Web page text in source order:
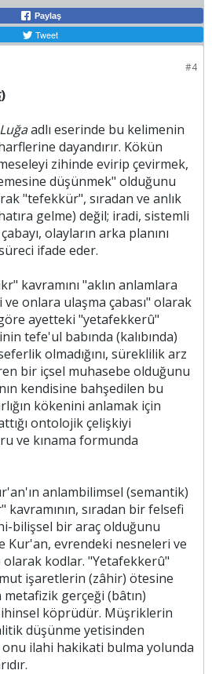
Paylaş
Tweet
#4
Yetafekkerû (يَتَفَكَّرُوا)
adlı eserinde bu kelimenin
dayandırır. Kökün
zihinde evirip çevirmek,
düşünmek" olduğunu
"tefekkür", sıradan ve anlık
gelme) değil; iradi, sistemli
olayların arka planını
ifade eder.
kavramını "aklın anlamlara
onlara ulaşma çabası" olarak
ayetteki "yetafekkerû"
tefe'ul babında (kalıbında)
olmadığını, süreklilik arz
bir içsel muhasebe olduğunu
kendisine bahşedilen bu
kökenini anlamak için
ontolojik çelişkiyi
ve kınama formunda
anlambilimsel (semantik)
sıradan bir felsefi
bilişsel bir araç olduğunu
Kur'an, evrendeki nesneleri ve
olarak kodlar. "Yetafekkerû"
işaretlerin (zâhir) ötesine
gerçeği (bâtın)
köprüdür. Müşriklerin
düşünme yetisinden
ilahi hakikati bulma yolunda